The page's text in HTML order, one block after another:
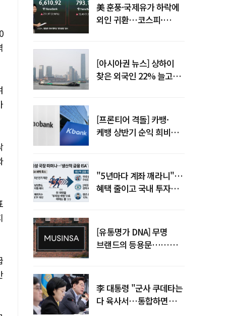
美 훈풍·국제유가 하락에
외인 귀환…코스피·
[아시아권 뉴스] 상하이
찾은 외국인 22% 늘고
[프론티어 격돌] 카뱅·
케뱅 상반기 순익 희비…
"5년마다 계좌 깨라니"…
혜택 줄이고 국내 투자로
[유통명가 DNA] 무명
브랜드의 등용문……
李 대통령 "군사 쿠데타는
다 육사서…통합하면